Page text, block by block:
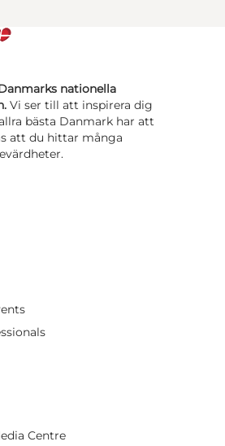
nationella
Vi ser till att inspirera dig
bästa Danmark har att
att du hittar många
Centre